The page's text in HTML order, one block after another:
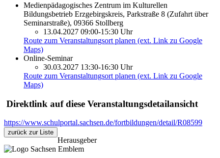
Medienpädagogisches Zentrum im Kulturellen
Bildungsbetrieb Erzgebirgskreis, Parkstraße 8 (Zufahrt über
Seminarstraße), 09366 Stollberg
13.04.2027 09:00-15:30 Uhr
Route zum Veranstaltungsort planen (ext. Link zu Google
Maps)
Online-Seminar
30.03.2027 13:30-16:30 Uhr
Route zum Veranstaltungsort planen (ext. Link zu Google
Maps)
Direktlink auf diese Veranstaltungsdetailansicht
https://www.schulportal.sachsen.de/fortbildungen/detail/R08599
zurück zur Liste
Herausgeber